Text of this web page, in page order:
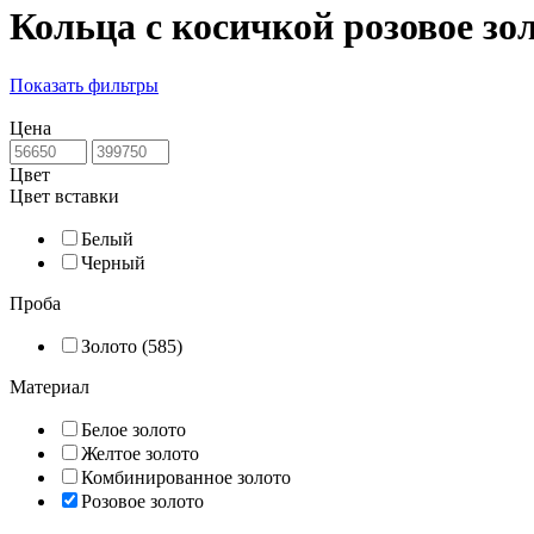
Кольца с косичкой розовое
Показать фильтры
Цена
Цвет
Цвет вставки
Белый
Черный
Проба
Золото (585)
Материал
Белое золото
Желтое золото
Комбинированное золото
Розовое золото